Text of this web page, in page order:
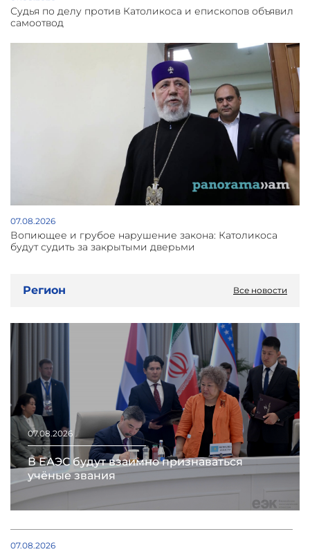
Судья по делу против Католикоса и епископов объявил
самоотвод
07.08.2026
Вопиющее и грубое нарушение закона: Католикоса
будут судить за закрытыми дверьми
Регион Все новости
07.08.2026
В ЕАЭС будут взаимно признаваться
учёные звания
07.08.2026